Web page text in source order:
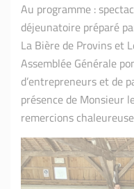
Au programme :
déjeunatoire préparé
La Bière de Provins et
Assemblée Générale
d’entrepreneurs et de
présence de Monsieur
remercions